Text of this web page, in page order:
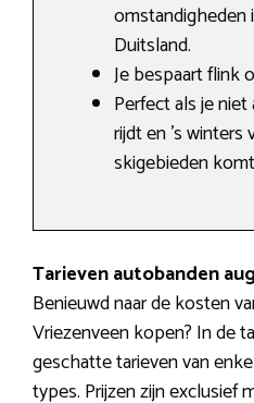
omstandigheden
Duitsland.
Je bespaart flink
Perfect als je
rijdt en ’s
skigebieden
Tarieven autobanden
Benieuwd naar de kosten
Vriezenveen kopen? In de
geschatte tarieven van
types. Prijzen zijn exclusief